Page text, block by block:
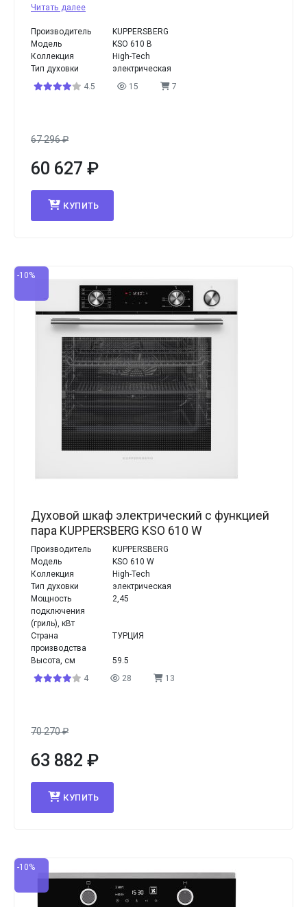
Читать далее
Производитель
KUPPERSBERG
Модель
KSO 610 B
Коллекция
High-Tech
Тип духовки
электрическая
4.5
15 7
67 296₽
60 627 ₽
КУПИТЬ
-10%
Духовой шкаф электрический с функцией
пара KUPPERSBERG KSO 610 W
Производитель
KUPPERSBERG
Модель
KSO 610 W
Коллекция
High-Tech
Тип духовки
электрическая
Мощность
подключения
(гриль), кВт
2,45
Страна
производства
ТУРЦИЯ
Высота, см
59.5
4
28 13
70 270₽
63 882 ₽
КУПИТЬ
-10%